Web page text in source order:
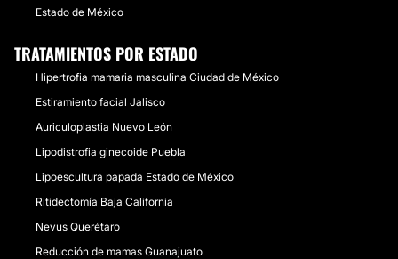
Estado de México
TRATAMIENTOS POR ESTADO
Hipertrofia mamaria masculina Ciudad de México
Estiramiento facial Jalisco
Auriculoplastia Nuevo León
Lipodistrofia ginecoide Puebla
Lipoescultura papada Estado de México
Ritidectomía Baja California
Nevus Querétaro
Reducción de mamas Guanajuato